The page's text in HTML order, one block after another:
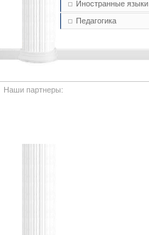
Иностранные языки
Педагогика
Наши партнеры: